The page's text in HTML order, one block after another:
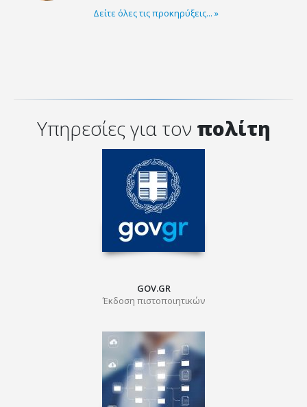
Δείτε όλες τις προκηρύξεις... »
Υπηρεσίες για τον πολίτη
GOV.GR
Έκδοση πιστοποιητικών